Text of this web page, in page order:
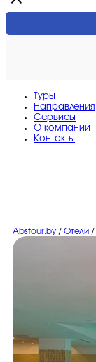
Туры
Направления
Сервисы
O компании
Контакты
Abstour.by / Отели /